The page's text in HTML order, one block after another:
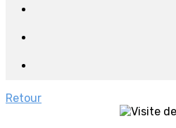
Retour